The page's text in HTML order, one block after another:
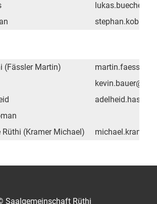
(Fässler Martin)
(Kramer Michael)
Saalgemeinschaft Rüthi